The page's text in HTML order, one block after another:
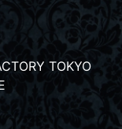
TOKYO